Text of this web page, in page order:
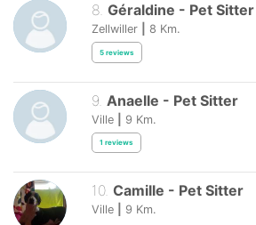
8. Géraldine - Pet Sitter
Zellwiller 8 Km.
5 reviews
9 Anaelle - Pet Sitter
Ville 9 Km.
1 reviews
10. Camille - Pet Sitter
Ville 9 Km.